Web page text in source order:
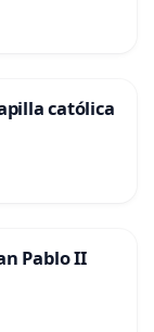
católica
Pablo II